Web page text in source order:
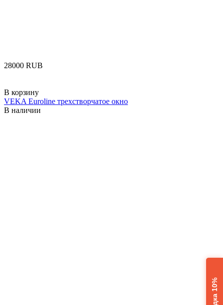
‍28000‍ RUB
В корзину
VEKA Euroline трехстворчатое окно
В наличии